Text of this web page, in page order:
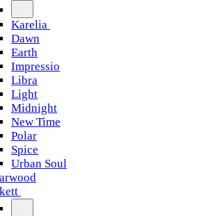
Karelia
Dawn
Earth
Impressio
Libra
Light
Midnight
New Time
Polar
Spice
Urban Soul